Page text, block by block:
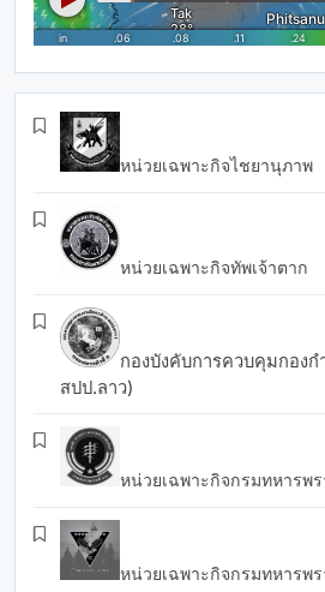
หน่วยเฉพาะกิจไชยานุภาพ
หน่วยเฉพาะกิจทัพเจ้าตาก
กองบังคับการควบคุมกองก
สปป.ลาว)
หน่วยเฉพาะกิจกรมทหารพ
หน่วยเฉพาะกิจกรมทหารพ